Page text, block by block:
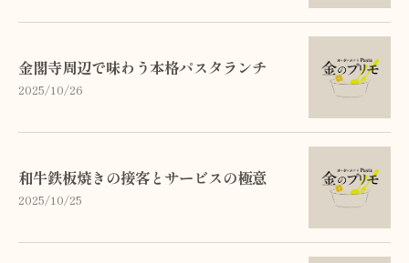
金閣寺周辺で味わう本格パスタランチ
2025/10/26
和牛鉄板焼きの接客とサービスの極意
2025/10/25